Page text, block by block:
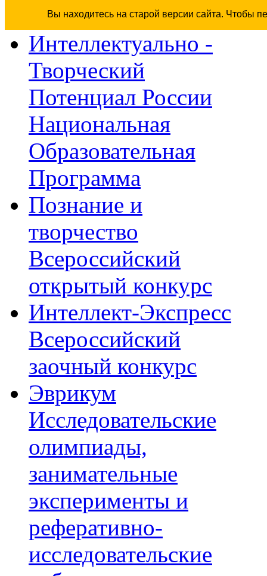
Вы находитесь на старой версии сайта. Чтобы
Интеллектуально -
Творческий
Потенциал России
Национальная
Образовательная
Программа
Познание и
творчество
Всероссийский
открытый конкурс
Интеллект-Экспресс
Всероссийский
заочный конкурс
Эврикум
Исследовательские
олимпиады,
занимательные
эксперименты и
реферативно-
исследовательские